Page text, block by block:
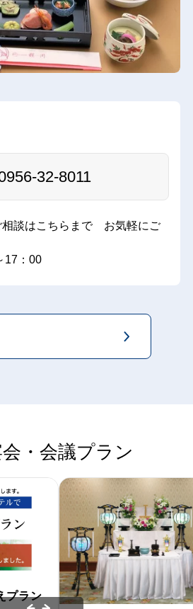
32-8011
相談はこちらまで お気軽にご
17：00
・会議プラン
プラン